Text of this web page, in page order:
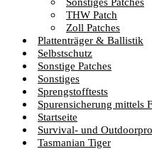
THW Patch
Zoll Patches
Plattenträger & Ballistik
Selbstschutz
Sonstige Patches
Sonstiges
Sprengstofftests
Spurensicherung mittels
Startseite
Survival- und
Tasmanian Tiger